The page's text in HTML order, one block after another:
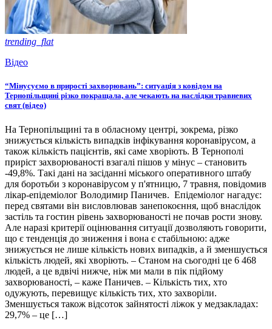
trending_flat
Відео
“Мінусуємо в прирості захворювань”: ситуація з ковідом на
Тернопільщині різко покращала, але чекають на наслідки травневих
свят (відео)
На Тернопільщині та в обласному центрі, зокрема, різко
знижується кількість випадків інфікування коронавірусом, а
також кількість пацієнтів, які саме хворіють. В Тернополі
приріст захворюваності взагалі пішов у мінус – становить
-49,8%. Такі дані на засіданні міського оперативного штабу
для боротьби з коронавірусом у п'ятницю, 7 травня, повідомив
лікар-епідеміолог Володимир Паничев. Епідеміолог нагадує:
перед святами він висловлював занепокоєння, щоб внаслідок
застіль та гостин рівень захворюваності не почав рости знову.
Але наразі критерії оцінювання ситуації дозволяють говорити,
що є тенденція до зниження і вона є стабільною: адже
знижується не лише кількість нових випадків, а й зменшується
кількість людей, які хворіють. – Станом на сьогодні це 6 468
людей, а це вдвічі нижче, ніж ми мали в пік підйому
захворюваності, – каже Паничев. – Кількість тих, хто
одужують, перевищує кількість тих, хто захворіли.
Зменшується також відсоток зайнятості ліжок у медзакладах:
29,7% – це […]